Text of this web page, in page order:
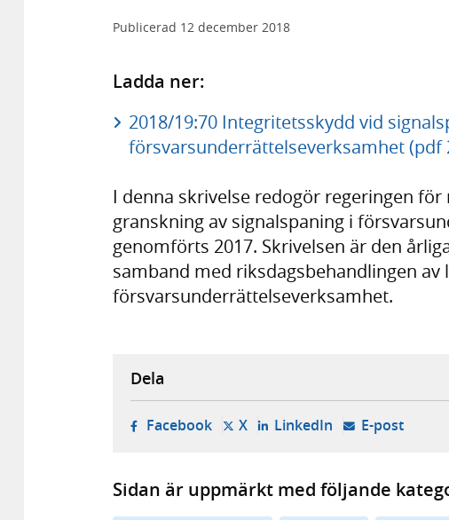
Publicerad 12 december 2018
Ladda ner:
2018/19:70 Integritetsskydd vid
försvarsunderrättelseverksamhet (pdf
I denna skrivelse redogör regeringen
granskning av signalspaning i
genomförts 2017. Skrivelsen är den
samband med riksdagsbehandlingen av
försvarsunderrättelseverksamhet.
Dela
Facebook- öppnas i ny flik, extern webbplats,
X- öppnas i ny flik, extern
LinkedIn- öppnas i ny flik,
E-post-
Sidan är uppmärkt med följande